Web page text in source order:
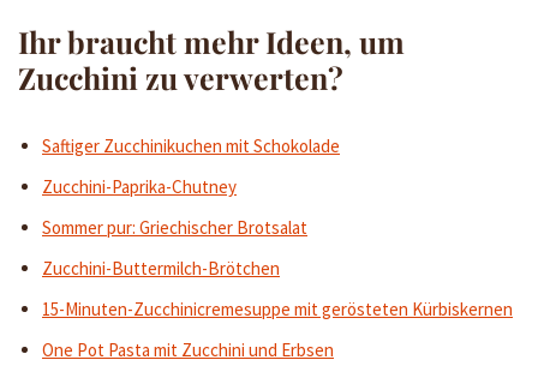
Ihr braucht mehr Ideen, um
Zucchini zu verwerten?
Saftiger Zucchinikuchen mit Schokolade
Zucchini-Paprika-Chutney
Sommer pur: Griechischer Brotsalat
Zucchini-Buttermilch-Brötchen
15-Minuten-Zucchinicremesuppe mit gerösteten Kürbiskernen
One Pot Pasta mit Zucchini und Erbsen